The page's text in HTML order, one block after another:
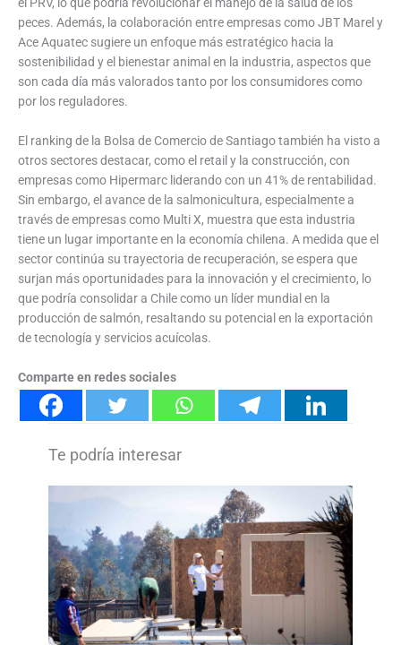
el PRV, lo que podría revolucionar el manejo de la salud de los
peces. Además, la colaboración entre empresas como JBT Marel y
Ace Aquatec sugiere un enfoque más estratégico hacia la
sostenibilidad y el bienestar animal en la industria, aspectos que
son cada día más valorados tanto por los consumidores como
por los reguladores.
El ranking de la Bolsa de Comercio de Santiago también ha visto a
otros sectores destacar, como el retail y la construcción, con
empresas como Hipermarc liderando con un 41% de rentabilidad.
Sin embargo, el avance de la salmonicultura, especialmente a
través de empresas como Multi X, muestra que esta industria
tiene un lugar importante en la economía chilena. A medida que el
sector continúa su trayectoria de recuperación, se espera que
surjan más oportunidades para la innovación y el crecimiento, lo
que podría consolidar a Chile como un líder mundial en la
producción de salmón, resaltando su potencial en la exportación
de tecnología y servicios acuícolas.
Comparte en redes sociales